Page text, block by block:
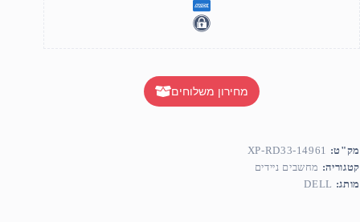
מחירון משלוחים
מק"ט: XP-RD33-14961
קטגוריה: מחשבים ניידים
מותג: DELL